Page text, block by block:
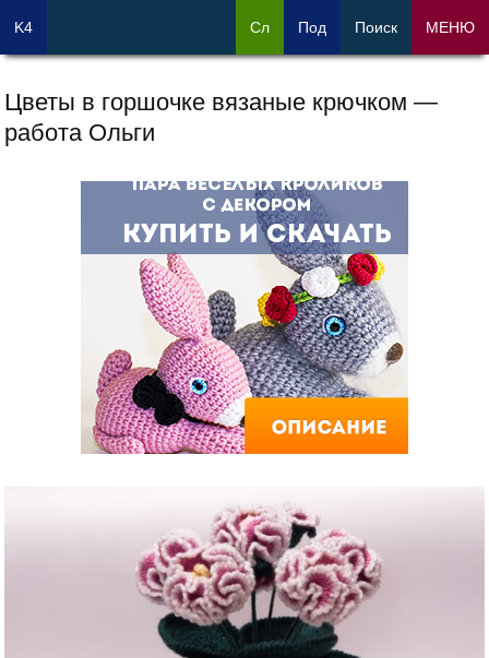
Цветы в горшочке вязаные крючком —
работа Ольги
K4 Сл Под Поиск МЕНЮ